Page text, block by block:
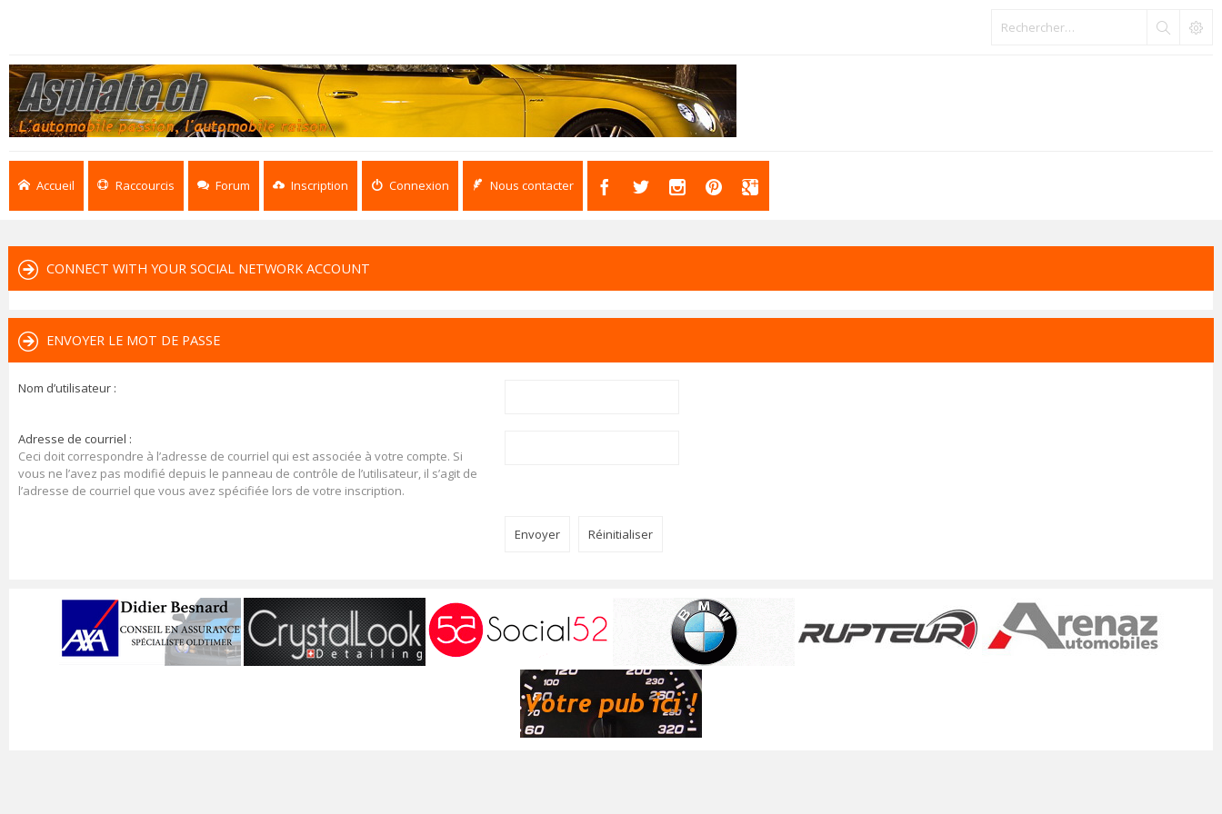
Accueil Raccourcis Forum Inscription Connexion Nous contacter
CONNECT WITH YOUR SOCIAL NETWORK ACCOUNT
ENVOYER LE MOT DE PASSE
Nom d’utilisateur :
Adresse de courriel :
Ceci doit correspondre à l’adresse de courriel qui est associée à votre compte. Si
vous ne l’avez pas modifié depuis le panneau de contrôle de l’utilisateur, il s’agit de
l’adresse de courriel que vous avez spécifiée lors de votre inscription.